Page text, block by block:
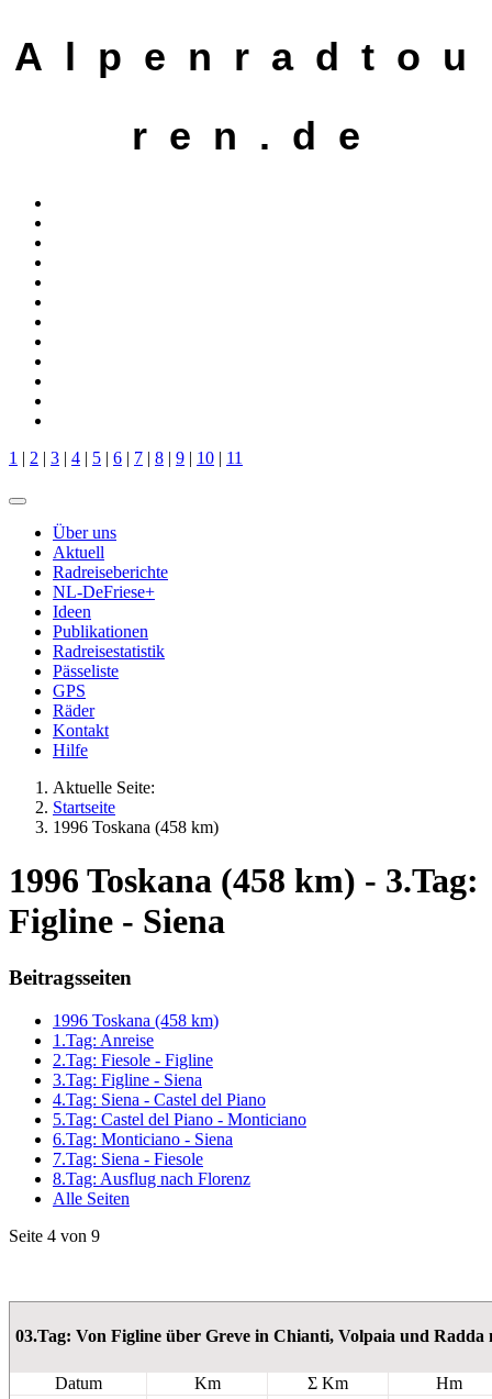
A l p e n r a d t o u
r e n . d e
1 | 2 | 3 | 4 | 5 | 6 | 7 | 8 | 9 | 10 | 11
Über uns
Aktuell
Radreiseberichte
NL-DeFriese+
Ideen
Publikationen
Radreisestatistik
Pässeliste
GPS
Räder
Kontakt
Hilfe
Aktuelle Seite:
Startseite
1996 Toskana (458 km)
1996 Toskana (458 km) - 3.Tag:
Figline - Siena
Beitragsseiten
1996 Toskana (458 km)
1.Tag: Anreise
2.Tag: Fiesole - Figline
3.Tag: Figline - Siena
4.Tag: Siena - Castel del Piano
5.Tag: Castel del Piano - Monticiano
6.Tag: Monticiano - Siena
7.Tag: Siena - Fiesole
8.Tag: Ausflug nach Florenz
Alle Seiten
Seite 4 von 9
03.Tag: Von Figline über Greve in Chianti, Volpaia und Radda
Datum Km Σ Km
Hm